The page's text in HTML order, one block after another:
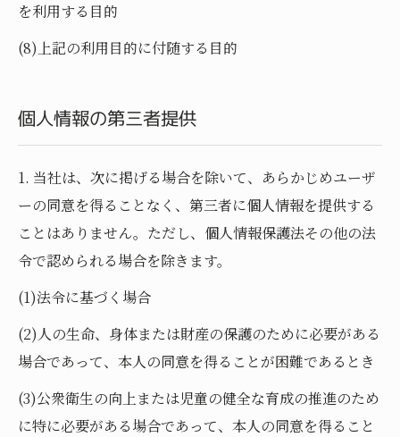
を利用する目的
(8)上記の利用目的に付随する目的
個人情報の第三者提供
1. 当社は、次に掲げる場合を除いて、あらかじめユーザ
ーの同意を得ることなく、第三者に個人情報を提供する
ことはありません。ただし、個人情報保護法その他の法
令で認められる場合を除きます。
(1)法令に基づく場合
(2)人の生命、身体または財産の保護のために必要がある
場合であって、本人の同意を得ることが困難であるとき
(3)公衆衛生の向上または児童の健全な育成の推進のため
に特に必要がある場合であって、本人の同意を得ること